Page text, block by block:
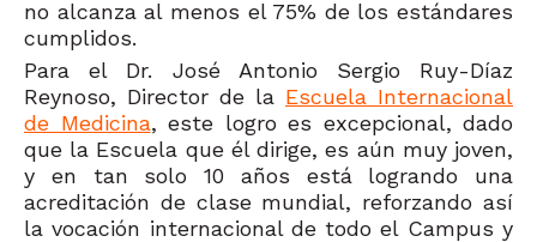
no alcanza al menos el 75% de los estándares
cumplidos.
Para el Dr. José Antonio Sergio Ruy-Díaz
Reynoso, Director de la Escuela Internacional
de Medicina, este logro es excepcional, dado
que la Escuela que él dirige, es aún muy joven,
y en tan solo 10 años está logrando una
acreditación de clase mundial, reforzando así
la vocación internacional de todo el Campus y